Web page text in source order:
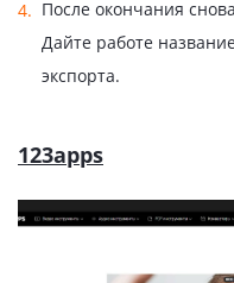
После окончания
Дайте работе
экспорта.
123apps